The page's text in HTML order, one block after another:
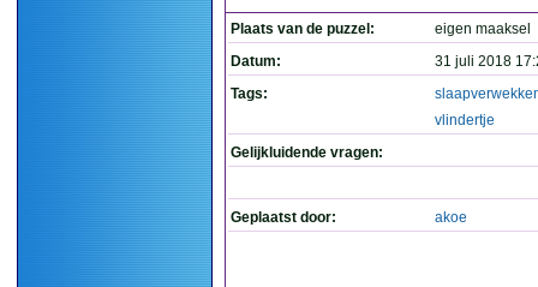
Plaats van de puzzel:
eigen maaksel
Datum:
31 juli 2018
Tags:
vlindertje
Gelijkluidende vragen:
Geplaatst door: akoe